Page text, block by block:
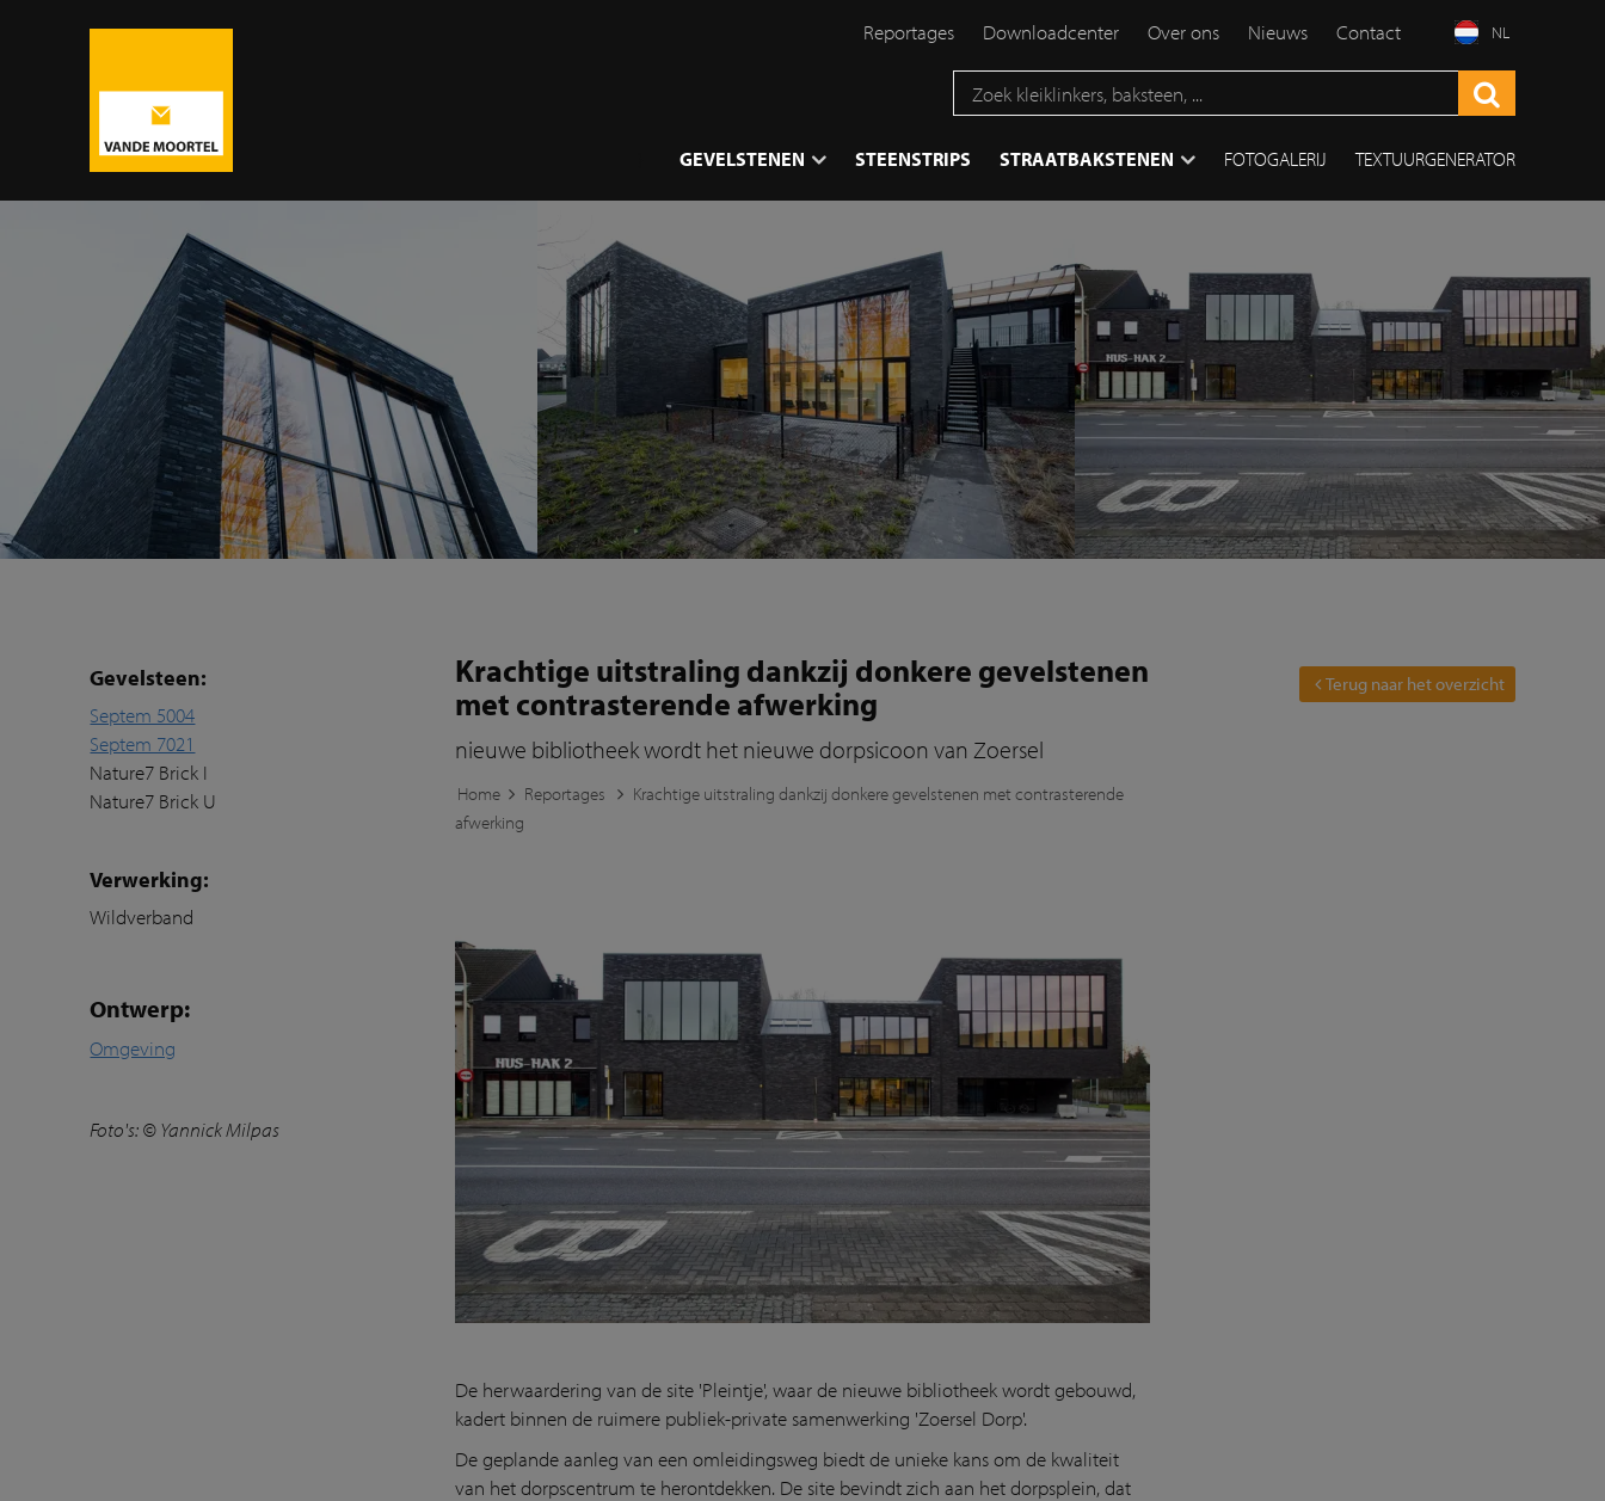
Reportages Downloadcenter Over ons Nieuws Contact NL
GEVELSTENEN STEENSTRIPS STRAATBAKSTENEN FOTOGALERIJ TEXTUURGENERATOR
Gevelsteen:
Septem 5004
Septem 7021
Nature7 Brick I
Nature7 Brick U
Verwerking:
Wildverband
Ontwerp:
Omgeving
Foto's: © Yannick Milpas
Krachtige uitstraling dankzij donkere gevelstenen
met contrasterende afwerking
nieuwe bibliotheek wordt het nieuwe dorpsicoon van Zoersel
Home Reportages
Krachtige uitstraling dankzij donkere gevelstenen met contrasterende
afwerking
De herwaardering van de site 'Pleintje', waar de nieuwe bibliotheek wordt gebouwd,
kadert binnen de ruimere publiek-private samenwerking 'Zoersel Dorp'.
De geplande aanleg van een omleidingsweg biedt de unieke kans om de kwaliteit
van het dorpscentrum te herontdekken. De site bevindt zich aan het dorpsplein, dat
Terug naar het overzicht